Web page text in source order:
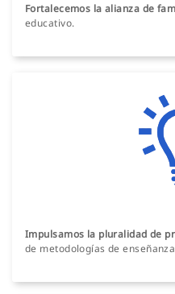
Fortalecemos la alianza de
educativo.
Impulsamos la pluralidad de
de metodologías de